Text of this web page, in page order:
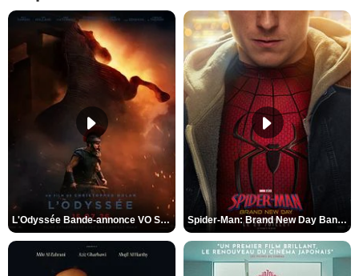
L'Odyssée Bande-annonce VO STFR Spider-Man: Brand New Day Bande-annonce VO STFR